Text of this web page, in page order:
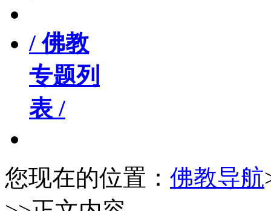
/ 佛教
专题列
表 /
您现在的位置： 佛教导航